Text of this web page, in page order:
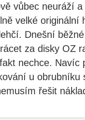
vůbec neuráží
velké originální
Dnešní
za disky OZ
nechce. Navíc
u obrubníku
řešit